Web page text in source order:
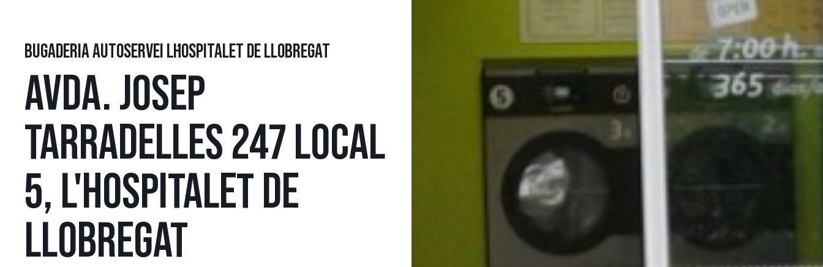
BUGADERIA AUTOSERVEI L´HOSPITALET DE LLOBREGAT
AVDA. JOSEP
TARRADELLES 247 LOCAL
5, L'HOSPITALET DE
LLOBREGAT